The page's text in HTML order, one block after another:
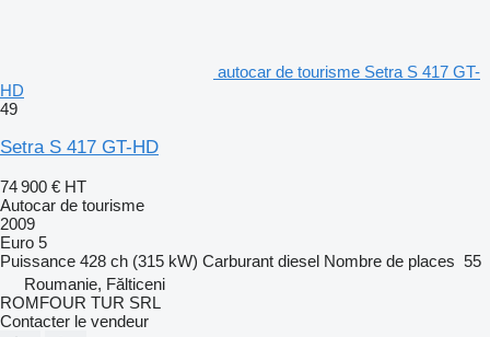
autocar de tourisme Setra S 417 GT-
HD
49
Setra S 417 GT-HD
74 900 € HT
Autocar de tourisme
2009
Euro 5
Puissance 428 ch (315 kW) Carburant diesel Nombre de places 55
Roumanie, Fălticeni
ROMFOUR TUR SRL
Contacter le vendeur